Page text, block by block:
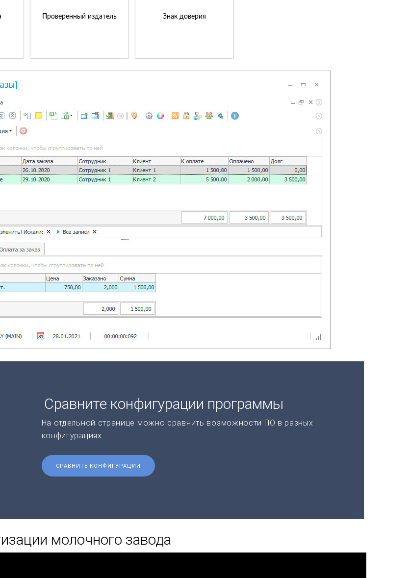
Проверенный издатель Знак доверия
Сравните конфигурации программы
На отдельной странице можно сравнить возможности ПО в разных
конфигурациях.
СРАВНИТЕ КОНФИГУРАЦИИ
молочного завода